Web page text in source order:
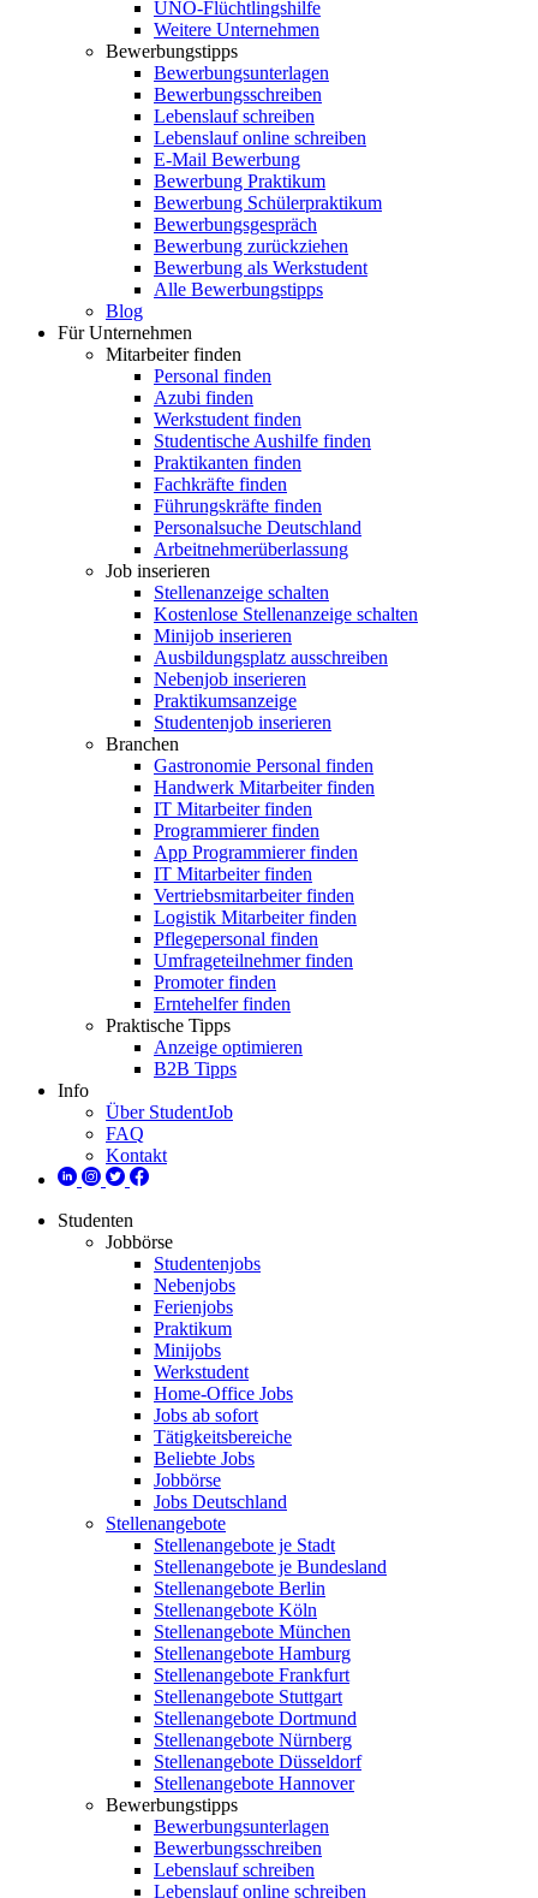
UNO-Flüchtlingshilfe
Weitere Unternehmen
Bewerbungstipps
Bewerbungsunterlagen
Bewerbungsschreiben
Lebenslauf schreiben
Lebenslauf online schreiben
E-Mail Bewerbung
Bewerbung Praktikum
Bewerbung Schülerpraktikum
Bewerbungsgespräch
Bewerbung zurückziehen
Bewerbung als Werkstudent
Alle Bewerbungstipps
Blog
Für Unternehmen
Mitarbeiter finden
Personal finden
Azubi finden
Werkstudent finden
Studentische Aushilfe finden
Praktikanten finden
Fachkräfte finden
Führungskräfte finden
Personalsuche Deutschland
Arbeitnehmerüberlassung
Job inserieren
Stellenanzeige schalten
Kostenlose Stellenanzeige schalten
Minijob inserieren
Ausbildungsplatz ausschreiben
Nebenjob inserieren
Praktikumsanzeige
Studentenjob inserieren
Branchen
Gastronomie Personal finden
Handwerk Mitarbeiter finden
IT Mitarbeiter finden
Programmierer finden
App Programmierer finden
IT Mitarbeiter finden
Vertriebsmitarbeiter finden
Logistik Mitarbeiter finden
Pflegepersonal finden
Umfrageteilnehmer finden
Promoter finden
Erntehelfer finden
Praktische Tipps
Anzeige optimieren
B2B Tipps
Info
Über StudentJob
FAQ
Kontakt
Studenten
Jobbörse
Studentenjobs
Nebenjobs
Ferienjobs
Praktikum
Minijobs
Werkstudent
Home-Office Jobs
Jobs ab sofort
Tätigkeitsbereiche
Beliebte Jobs
Jobbörse
Jobs Deutschland
Stellenangebote
Stellenangebote je Stadt
Stellenangebote je Bundesland
Stellenangebote Berlin
Stellenangebote Köln
Stellenangebote München
Stellenangebote Hamburg
Stellenangebote Frankfurt
Stellenangebote Stuttgart
Stellenangebote Dortmund
Stellenangebote Nürnberg
Stellenangebote Düsseldorf
Stellenangebote Hannover
Bewerbungstipps
Bewerbungsunterlagen
Bewerbungsschreiben
Lebenslauf schreiben
Lebenslauf online schreiben